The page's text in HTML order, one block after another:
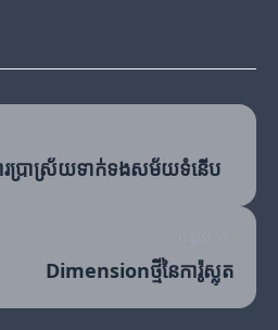
រប្រាស្រ័យទាក់ទងសម័យទំនើប
Dimensionថ្មីនៃការ៉ូស្លុត